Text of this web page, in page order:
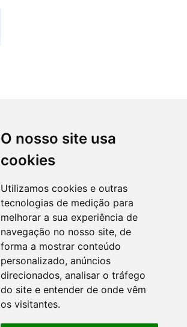
O nosso site usa
cookies
Utilizamos cookies e outras
tecnologias de medição para
melhorar a sua experiência de
navegação no nosso site, de
forma a mostrar conteúdo
personalizado, anúncios
direcionados, analisar o tráfego
do site e entender de onde vêm
os visitantes.